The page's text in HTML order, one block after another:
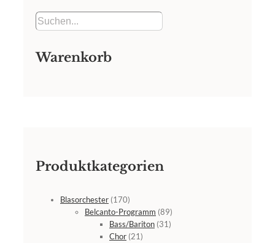
Produktkategorien
Blasorchester (170)
Belcanto-Programm (89)
Bass/Bariton (31)
Chor (21)
Warenkorb